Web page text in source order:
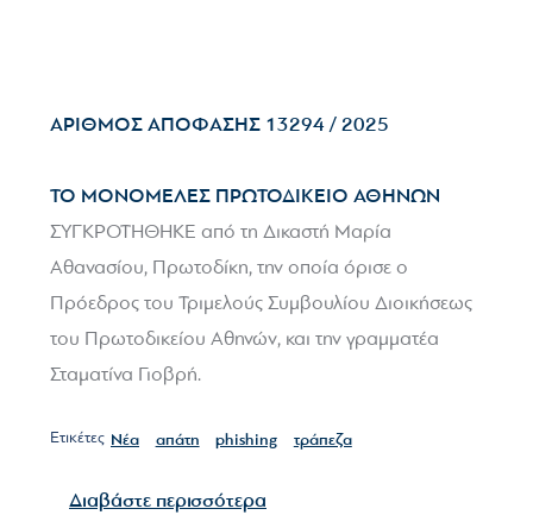
ΑΡΙΘΜΟΣ ΑΠΟΦΑΣΗΣ 13294 / 2025
ΤΟ ΜΟΝΟΜΕΛΕΣ ΠΡΩΤΟΔΙΚΕΙΟ ΑΘΗΝΩΝ
ΣΥΓΚΡΟΤΗΘΗΚΕ από τη Δικαστή Μαρία
Αθανασίου, Πρωτοδίκη, την οποία όρισε ο
Πρόεδρος του Τριμελούς Συμβουλίου Διοικήσεως
του Πρωτοδικείου Αθηνών, και την γραμματέα
Σταματίνα Γιοβρή.
Ετικέτες Νέα απάτη phishing τράπεζα
Διαβάστε περισσότερα